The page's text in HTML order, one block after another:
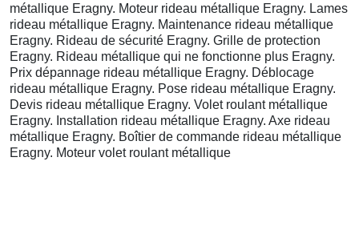
métallique Eragny. Moteur rideau métallique Eragny. Lames
rideau métallique Eragny. Maintenance rideau métallique
Eragny. Rideau de sécurité Eragny. Grille de protection
Eragny. Rideau métallique qui ne fonctionne plus Eragny.
Prix dépannage rideau métallique Eragny. Déblocage
rideau métallique Eragny. Pose rideau métallique Eragny.
Devis rideau métallique Eragny. Volet roulant métallique
Eragny. Installation rideau métallique Eragny. Axe rideau
métallique Eragny. Boîtier de commande rideau métallique
Eragny. Moteur volet roulant métallique